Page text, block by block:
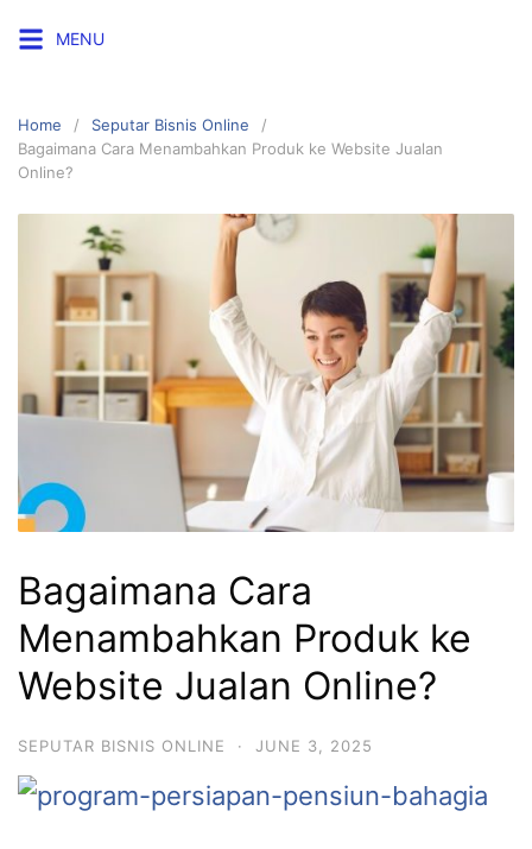
to
MENU
Home
Seputar Bisnis Online
Bagaimana Cara Menambahkan Produk ke Website Jualan
Online?
Bagaimana Cara
Menambahkan Produk ke
Website Jualan Online?
SEPUTAR BISNIS ONLINE · JUNE 3, 2025